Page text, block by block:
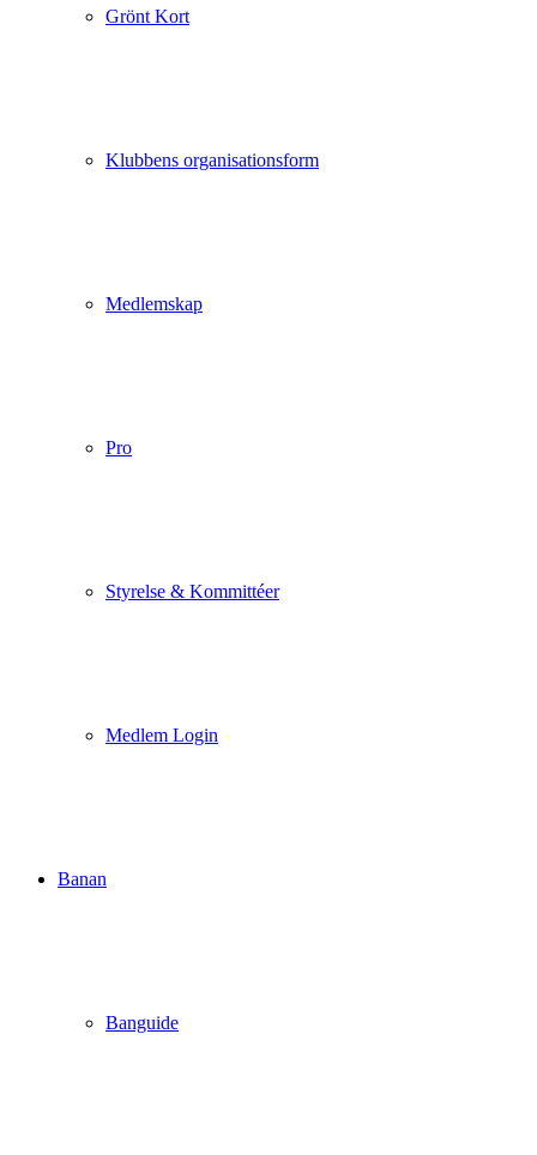
Grönt Kort
Klubbens organisationsform
Medlemskap
Pro
Styrelse & Kommittéer
Medlem Login
Banan
Banguide